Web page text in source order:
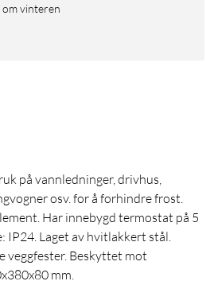
vinteren
på vannledninger, drivhus,
osv. for å forhindre frost.
Har innebygd termostat på 5
IP24. Laget av hvitlakkert stål.
veggfester. Beskyttet mot
mm.